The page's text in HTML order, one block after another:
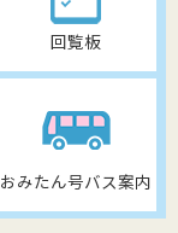
回覧板
おみたん号バス案内